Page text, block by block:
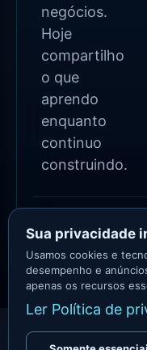
negócios.
Hoje
compartilho
o que
aprendo
enquanto
continuo
construindo.
2026 Copyright -
os direitos
Asllan Maciel -
Marketer
Sua privacidade
Usamos cookies e
desempenho e
apenas os recursos
Ler Política de